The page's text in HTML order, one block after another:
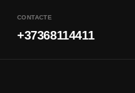
CONTACTE
+37368114411